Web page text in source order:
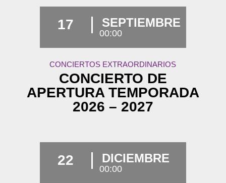
17 SEPTIEMBRE
00:00
CONCIERTOS EXTRAORDINARIOS
CONCIERTO DE
APERTURA TEMPORADA
2026 – 2027
22 DICIEMBRE
00:00